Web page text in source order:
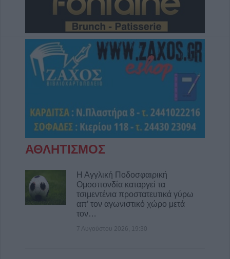
ΑΘΛΗΤΙΣΜΟΣ
Η Αγγλική Ποδοσφαιρική
Ομοσπονδία καταργεί τα
τσιμεντένια προστατευτικά γύρω
απ’ τον αγωνιστικό χώρο μετά
τον…
7 Αυγούστου 2026, 19:30